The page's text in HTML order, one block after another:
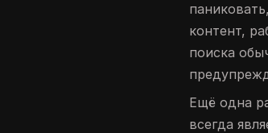
контент,
поиска
Ещё одна
всегда